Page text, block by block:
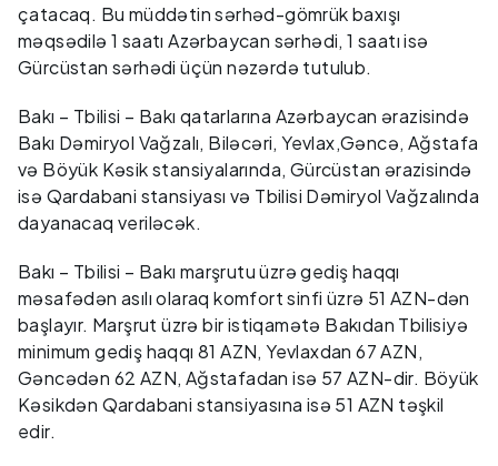
çatacaq. Bu müddətin sərhəd-gömrük baxışı
məqsədilə 1 saatı Azərbaycan sərhədi, 1 saatı isə
Gürcüstan sərhədi üçün nəzərdə tutulub.
Bakı – Tbilisi – Bakı qatarlarına Azərbaycan ərazisində
Bakı Dəmiryol Vağzalı, Biləcəri, Yevlax,Gəncə, Ağstafa
və Böyük Kəsik stansiyalarında, Gürcüstan ərazisində
isə Qardabani stansiyası və Tbilisi Dəmiryol Vağzalında
dayanacaq veriləcək.
Bakı – Tbilisi – Bakı marşrutu üzrə gediş haqqı
məsafədən asılı olaraq komfort sinfi üzrə 51 AZN-dən
başlayır. Marşrut üzrə bir istiqamətə Bakıdan Tbilisiyə
minimum gediş haqqı 81 AZN, Yevlaxdan 67 AZN,
Gəncədən 62 AZN, Ağstafadan isə 57 AZN-dir. Böyük
Kəsikdən Qardabani stansiyasına isə 51 AZN təşkil
edir.